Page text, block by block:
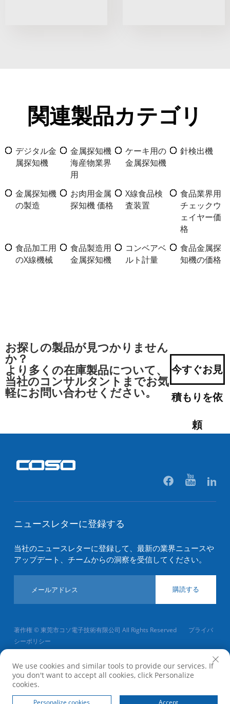
関連製品カテゴリ
デジタル金
属探知機
金属探知機
海産物業界
用
ケーキ用の
金属探知機
針検出機
金属探知機
の製造
お肉用金属
探知機 価格
X線食品検
査装置
食品業界用
チェックウ
ェイヤー価
格
食品加工用
のX線機械
食品製造用
金属探知機
コンベアベ
ルト計量
食品金属探
知機の価格
お探しの製品が見つかりません
か？
より多くの在庫製品について、
当社のコンサルタントまでお気
軽にお問い合わせください。
今すぐお見
積もりを依
頼
ニュースレターに登録する
当社のニュースレターに登録して、最新の業界ニュースや
アップデート、チームからの洞察を受信してください。
購読する
著作権 © 東莞市コソ電子技術有限公司 All Rights Reserved
プライバ
シーポリシー
ページトップへ
ホーム 製品 お問い合わせ
We use cookies and similar tools to provide our services. If
you don't want to accept all cookies, click Personalize
cookies.
Personalize cookies Accept